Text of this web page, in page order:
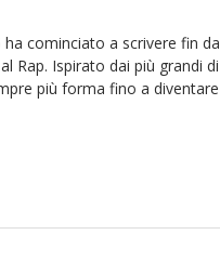
cominciato a scrivere fin da
Rap. Ispirato dai più grandi di
più forma fino a diventare